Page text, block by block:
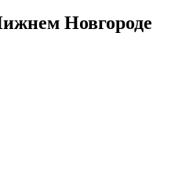
Новгороде